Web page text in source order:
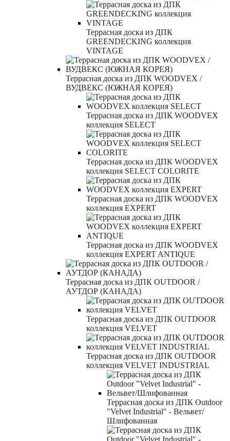
Террасная доска из ДПК
GREENDECKING коллекция
VINTAGE
Террасная доска из ДПК WOODVEX /
ВУДВЕКС (ЮЖНАЯ КОРЕЯ)
Террасная доска из ДПК WOODVEX
коллекция SELECT
Террасная доска из ДПК WOODVEX
коллекция SELECT COLORITE
Террасная доска из ДПК WOODVEX
коллекция EXPERT
Террасная доска из ДПК WOODVEX
коллекция EXPERT ANTIQUE
Террасная доска из ДПК OUTDOOR /
АУТДОР (КАНАДА)
Террасная доска из ДПК OUTDOOR
коллекция VELVET
Террасная доска из ДПК OUTDOOR
коллекция VELVET INDUSTRIAL
Террасная доска из ДПК Outdoor
"Velvet Industrial" - Вельвет/
Шлифованная